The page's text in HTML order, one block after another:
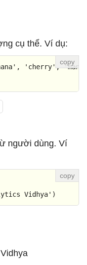
cụ thể. Ví dụ:
, 'cherry',
người dùng. Ví
Vidhya' )